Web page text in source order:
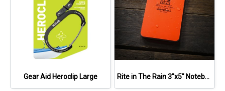
Gear Aid Heroclip Large Rite in The Rain 3"x5" Notebook